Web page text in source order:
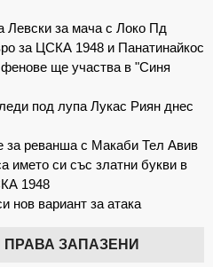
Левски за мача с Локо Пд
за ЦСКА 1948 и Панатинайкос
ще участва в "Синя
под лупа Лукас Риян днес
за реванша с Макаби Тел Авив
името си със златни букви в
1948
нов вариант за атака
ПРАВА ЗАПАЗЕНИ